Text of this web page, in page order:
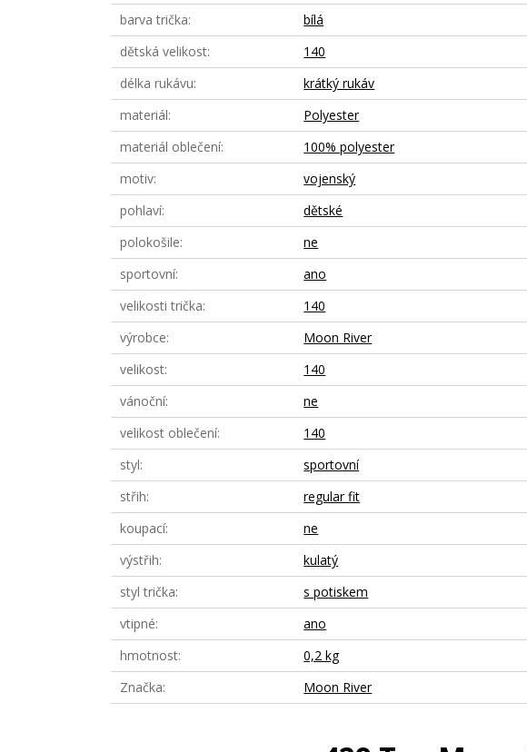
barva trička
bílá
dětská velikost
140
délka rukávu
krátký rukáv
materiál
Polyester
materiál oblečení
100% polyester
motiv
vojenský
pohlaví
dětské
polokošile
ne
sportovní
ano
velikosti trička
140
výrobce
Moon River
velikost
140
vánoční
ne
velikost oblečení
140
styl
sportovní
střih
regular fit
koupací
ne
výstřih
kulatý
styl trička
s potiskem
vtipné
ano
hmotnost
0,2 kg
Značka
Moon River